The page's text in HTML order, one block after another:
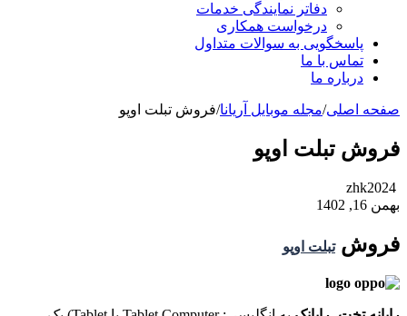
دفاتر نمایندگی خدمات
درخواست همکاری
پاسخگویی به سوالات متداول
تماس با ما
درباره ما
صفحه اصلی/مجله موبایل آریانا/فروش تبلت اوپو
فروش تبلت اوپو
zhk2024
بهمن 16, 1402
فروشتبلت اوپو